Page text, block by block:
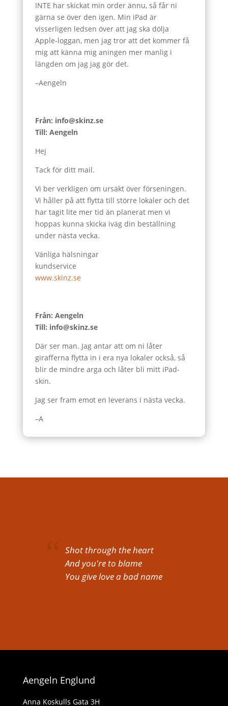
INTE har skickat min order ännu, så får ni
gärna se över den igen. Min iPad är
visserligen ledsen över att jag ska dölja
Apple-loggan, men jag tror att det kommer få
mig att känna mig aningen mer manlig i
längden om jag jag gör det.
–Aengeln
Från: info@skinz.se
Till: Aengeln
Hej
Tack för ditt mail.
Vi ber verkligen om ursäkt över förseningen.
Vi håller på att flytta till större lokaler och det
har tagit lite mer tid än planerat men vi
hoppas kunna skicka iväg din beställning
under nästa vecka.
Vänliga hälsningar
kundservice
www.skinz.se
Från: Aengeln
Till: info@skinz.se
Där ser man. Jag antar att om ni låter
girafferna flytta in i era nya lokaler också, så
blir de mindre arga och låter bli mitt iPad-
skin.
Jag ser fram emot en leverans i nästa vecka.
–A
Shot through the heart
And you're to blame
You give love a bad name
Aengeln Englund
Anna Koskulls Gata 3H